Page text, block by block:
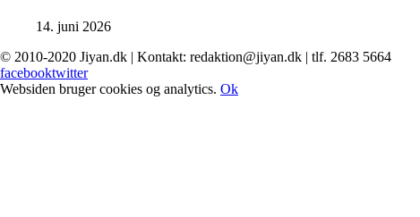
14. juni 2026
© 2010-2020 Jiyan.dk | Kontakt: redaktion@jiyan.dk | tlf. 2683 5664
facebooktwitter
Websiden bruger cookies og analytics. Ok